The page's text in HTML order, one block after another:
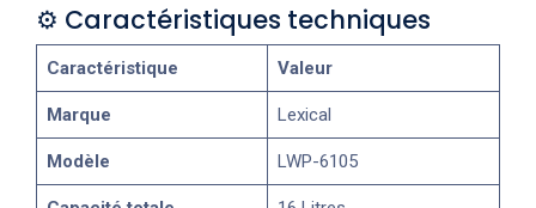
⚙️ Caractéristiques techniques
Caractéristique Valeur
Marque Lexical
Modèle LWP-6105